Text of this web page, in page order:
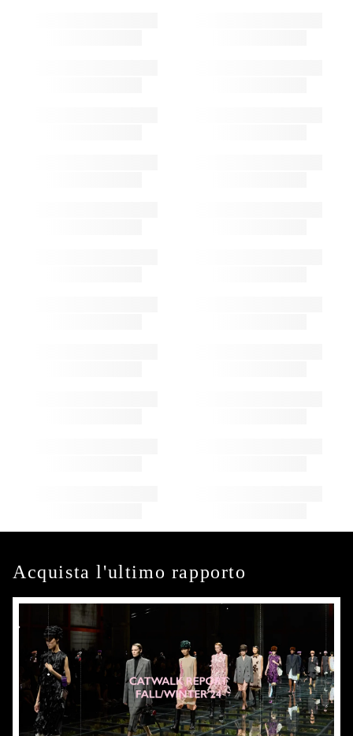
Acquista l'ultimo rapporto